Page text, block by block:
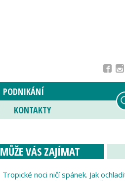
PODNIKÁNÍ
KONTAKTY
MŮŽE VÁS ZAJÍMAT
Tropické noci ničí spánek. Jak